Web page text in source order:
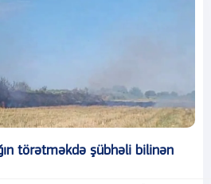
törətməkdə şübhəli bilinən